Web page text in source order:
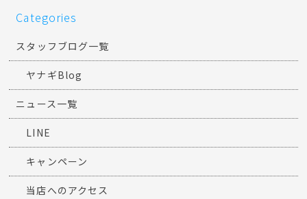
Categories
スタッフブログ一覧
ヤナギBlog
ニュース一覧
LINE
キャンペーン
当店へのアクセス